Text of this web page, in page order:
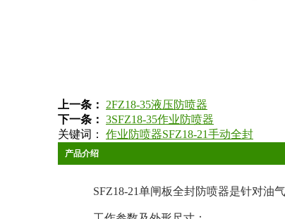
上一条：
2FZ18-35液压防喷器
下一条： 3SFZ18-35作业防喷器
关键词： 作业防喷器SFZ18-21手动全封
产品介绍
SFZ18-21单闸板全封防喷器是针对油